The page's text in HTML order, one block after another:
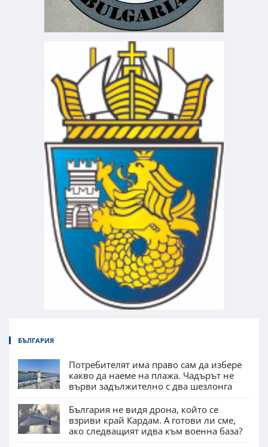
БЪЛГАРИЯ
Потребителят има право сам да избере
какво да наеме на плажа. Чадърът не
върви задължително с два шезлонга
България не видя дрона, който се
взриви край Кардам. А готови ли сме,
ако следващият идва към военна база?